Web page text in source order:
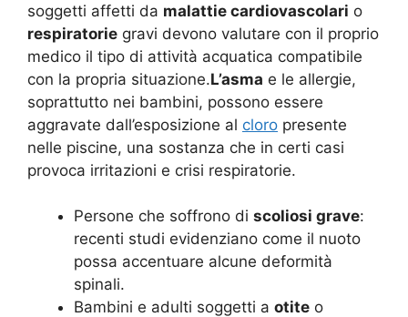
soggetti affetti da malattie cardiovascolari o
respiratorie gravi devono valutare con il proprio
medico il tipo di attività acquatica compatibile
con la propria situazione.L’asma e le allergie,
soprattutto nei bambini, possono essere
aggravate dall’esposizione al cloro presente
nelle piscine, una sostanza che in certi casi
provoca irritazioni e crisi respiratorie.
Persone che soffrono di scoliosi grave:
recenti studi evidenziano come il nuoto
possa accentuare alcune deformità
spinali.
Bambini e adulti soggetti a otite o